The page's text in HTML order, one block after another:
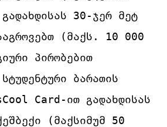
გადახდისას 30-ჯერ მეტ
(მაქს. 10 000
პირობებით
ბარათის
Card-ით გადახდისას
(მაქსიმუმ 50